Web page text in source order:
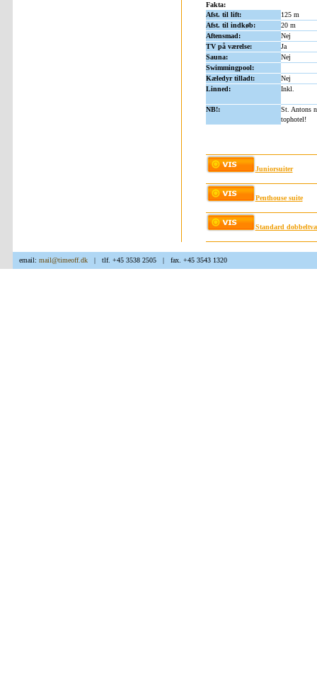
Fakta:
Afst. til lift:
125 m
Afst. til indkøb:
20 m
Aftensmad:
Nej
TV på værelse:
Ja
Sauna:
Nej
Swimmingpool:
Kæledyr tilladt:
Nej
Linned:
Inkl.
NB!:
St. Antons
tophotel!
Juniorsuiter
Penthouse suite
Standard
email: mail@timeoff.dk| tlf. +45 3538 2505 | fax. +45 3543 1320